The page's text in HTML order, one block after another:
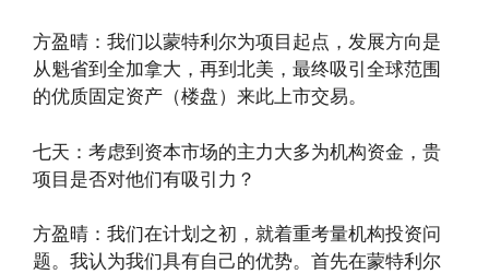
方盈晴：我们以蒙特利尔为项目起点，发展方向是
从魁省到全加拿大，再到北美，最终吸引全球范围
的优质固定资产（楼盘）来此上市交易。
七天：考虑到资本市场的主力大多为机构资金，贵
项目是否对他们有吸引力？
方盈晴：我们在计划之初，就着重考量机构投资问
题。我认为我们具有自己的优势。首先在蒙特利尔